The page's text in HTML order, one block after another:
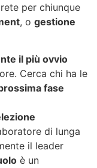
per chiunque
, o gestione
il più ovvio
Cerca chi ha le
fase
di lunga
il leader
è un